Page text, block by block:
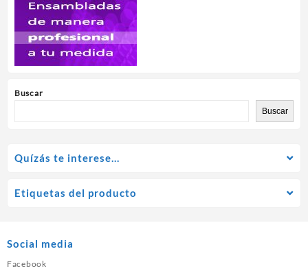
Buscar
Buscar
Quízás te interese…
Etiquetas del producto
Social media
Facebook